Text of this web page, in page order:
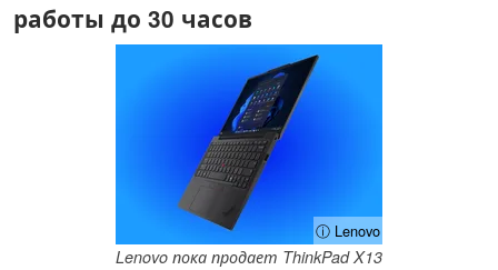
работы до 30 часов
ⓘ Lenovo
Lenovo пока продает ThinkPad X13